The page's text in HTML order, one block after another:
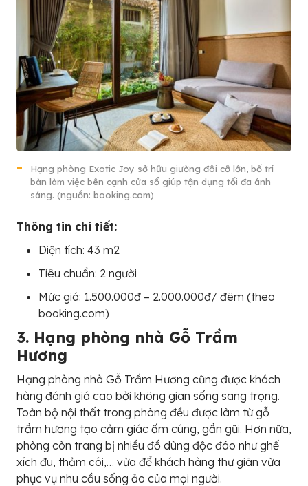
Hạng phòng Exotic Joy sở hữu giường đôi cỡ lớn, bố trí
bàn làm việc bên cạnh cửa sổ giúp tận dụng tối đa ánh
sáng. (nguồn: booking.com)
Thông tin chi tiết:
Diện tích: 43 m2
Tiêu chuẩn: 2 người
Mức giá: 1.500.000đ – 2.000.000đ/ đêm (theo
booking.com)
3. Hạng phòng nhà Gỗ Trầm
Hương
Hạng phòng nhà Gỗ Trầm Hương cũng được khách
hàng đánh giá cao bởi không gian sống sang trọng.
Toàn bộ nội thất trong phòng đều được làm từ gỗ
trầm hương tạo cảm giác ấm cúng, gần gũi. Hơn nữa,
phòng còn trang bị nhiều đồ dùng độc đáo như ghế
xích đu, thảm cói,… vừa để khách hàng thư giãn vừa
phục vụ nhu cầu sống ảo của mọi người.